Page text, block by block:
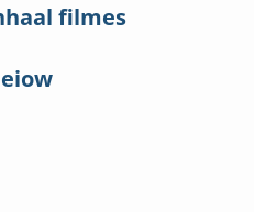
filmes